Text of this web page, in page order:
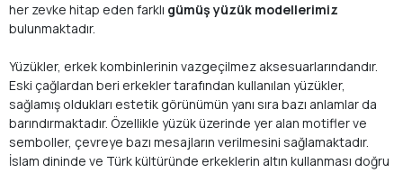
her zevke hitap eden farklı gümüş yüzük modellerimiz
bulunmaktadır.
Yüzükler, erkek kombinlerinin vazgeçilmez aksesuarlarındandır.
Eski çağlardan beri erkekler tarafından kullanılan yüzükler,
sağlamış oldukları estetik görünümün yanı sıra bazı anlamlar da
barındırmaktadır. Özellikle yüzük üzerinde yer alan motifler ve
semboller, çevreye bazı mesajların verilmesini sağlamaktadır.
İslam dininde ve Türk kültüründe erkeklerin altın kullanması doğru